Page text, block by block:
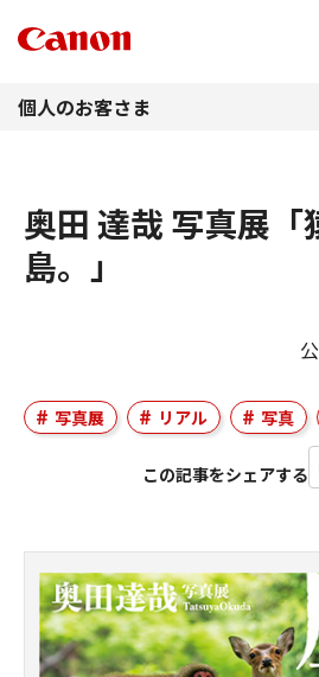
個人のお客さま
奥田 達哉 写真展「
島。」
写真展 リアル 写真